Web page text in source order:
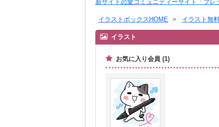
新サイト恋愛コミュニティーサイト「ブレ
イラストボックスHOME イラスト無
イラスト
お気に入り会員 (1)